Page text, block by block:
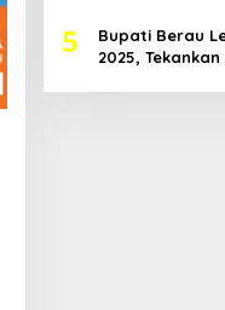
5
Bupati Berau
2025,